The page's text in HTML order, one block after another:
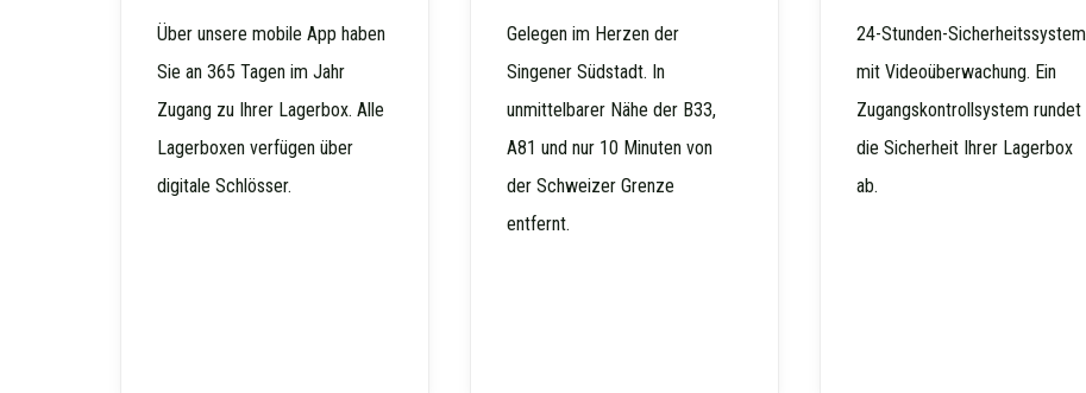
Über unsere mobile App haben
Sie an 365 Tagen im Jahr
Zugang zu Ihrer Lagerbox. Alle
Lagerboxen verfügen über
digitale Schlösser.
Gelegen im Herzen der
Singener Südstadt. In
unmittelbarer Nähe der B33,
A81 und nur 10 Minuten von
der Schweizer Grenze
entfernt.
24-Stunden-Sicherheitssystem
mit Videoüberwachung. Ein
Zugangskontrollsystem rundet
die Sicherheit Ihrer Lagerbox
ab.